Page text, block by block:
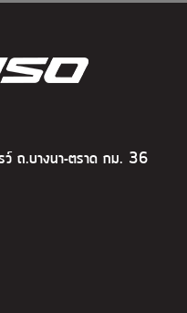
ถ.บางนา-ตราด กม. 36